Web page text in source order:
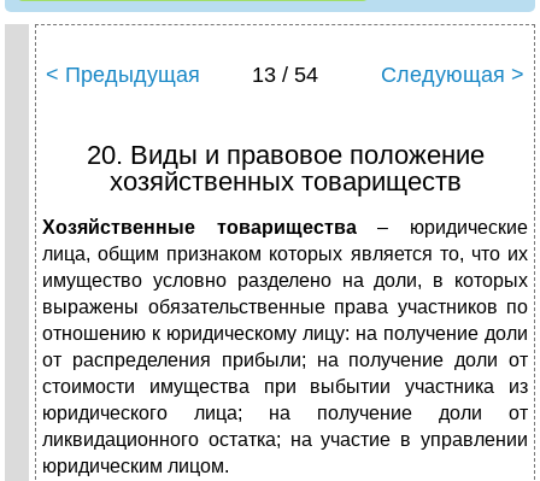
< Предыдущая 13 / 54 Следующая >
20. Виды и правовое положение
хозяйственных товариществ
Хозяйственные товарищества– юридические
лица, общим признаком которых является то, что их
имущество условно разделено на доли, в которых
выражены обязательственные права участников по
отношению к юридическому лицу: на получение доли
от распределения прибыли; на получение доли от
стоимости имущества при выбытии участника из
юридического лица; на получение доли от
ликвидационного остатка; на участие в управлении
юридическим лицом.